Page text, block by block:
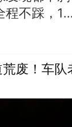
程不踩，15
纪录
荒废！车